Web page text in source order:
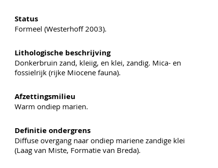
Status
Formeel (Westerhoff 2003).
Lithologische beschrijving
Donkerbruin zand, kleiig, en klei, zandig. Mica- en
fossielrijk (rijke Miocene fauna).
Afzettingsmilieu
Warm ondiep marien.
Definitie ondergrens
Diffuse overgang naar ondiep mariene zandige klei
(Laag van Miste, Formatie van Breda).